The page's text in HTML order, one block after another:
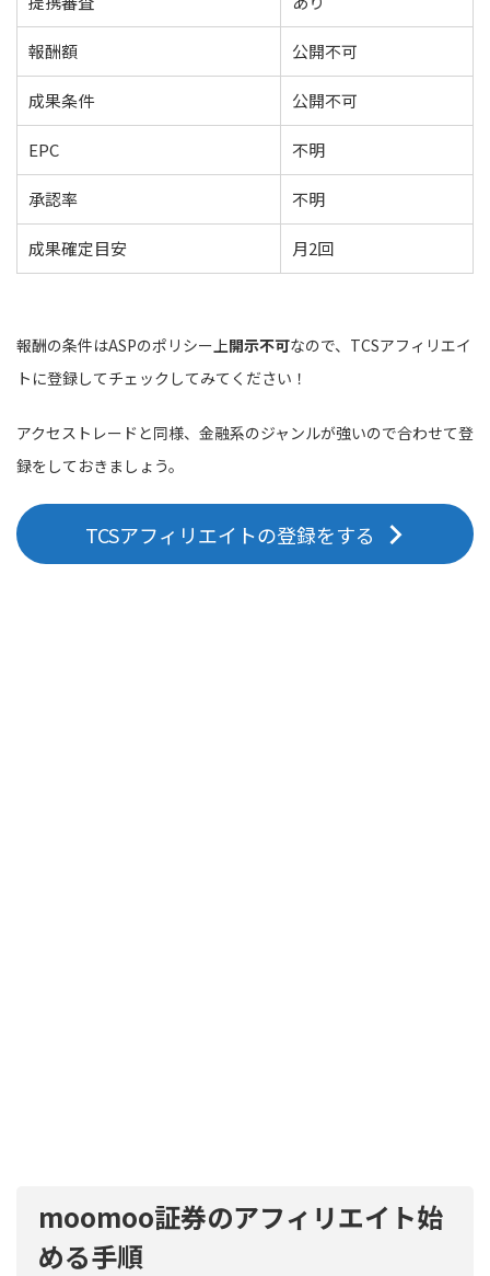
報酬額 公開不可
成果条件 公開不可
EPC 不明
承認率 不明
成果確定目安 月2回
報酬の条件はASPのポリシー上開示不可なので、TCSアフィリエイ
トに登録してチェックしてみてください！
アクセストレードと同様、金融系のジャンルが強いので合わせて登
録をしておきましょう。
TCSアフィリエイトの登録をする
moomoo証券のアフィリエイト始
める手順